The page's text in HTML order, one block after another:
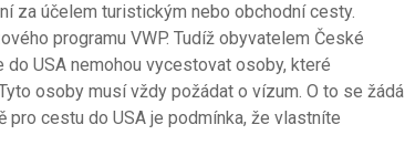
za účelem turistickým nebo obchodní cesty.
programu VWP. Tudíž obyvatelem České
USA nemohou vycestovat osoby, které
osoby musí vždy požádat o vízum. O to se žádá
cestu do USA je podmínka, že vlastníte